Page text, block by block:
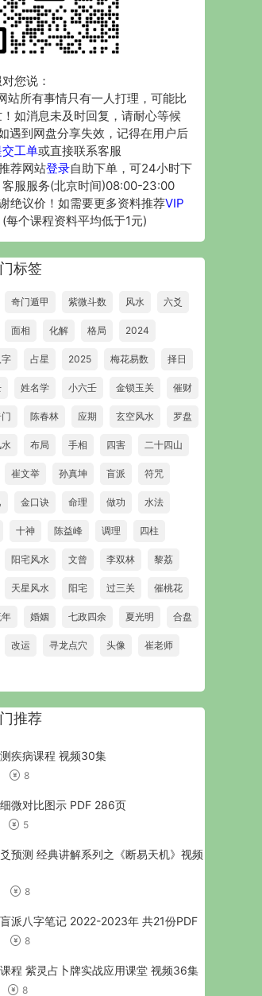
您说：
站所有事情只有一人打理，可能比
如消息未及时回复，请耐心等候
遇到网盘分享失效，记得在用户后
工单或直接联系客服
荐网站登录自助下单，可24小时下
客服服务(北京时间)08:00-23:00
绝议价！如需要更多资料推荐VIP
(每个课程资料平均低于1元)
标签
奇门遁甲 紫微斗数 风水 六爻
面相 化解 格局 2024
占星 2025 梅花易数 择日
姓名学 小六壬 金锁玉关 催财
陈春林 应期 玄空风水 罗盘
布局 手相 四害 二十四山
崔文举 孙真坤 盲派 符咒
金口诀 命理 做功 水法
十神 陈益峰 调理 四柱
阳宅风水 文曾 李双林 黎荔
天星风水 阳宅 过三关 催桃花
婚姻 七政四余 夏光明 合盘
改运 寻龙点穴 头像 崔老师
推荐
疾病课程 视频30集
8
微对比图示 PDF 286页
5
预测 经典讲解系列之《断易天机》视频
8
派八字笔记 2022-2023年 共21份PDF
8
程 紫灵占卜牌实战应用课堂 视频36集
8